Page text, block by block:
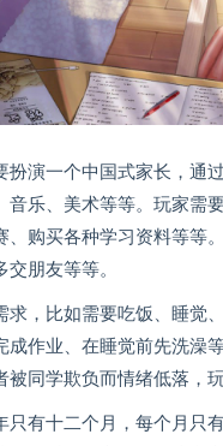
扮演一个中国式家长，通
音乐、美术等等。玩家需
购买各种学习资料等等
朋友等等。
求，比如需要吃饭、睡觉
成作业、在睡觉前先洗澡
同学欺负而情绪低落，
只有十二个月，每个月只